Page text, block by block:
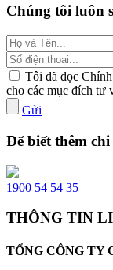
Chúng tôi luôn
Tôi đã đọc
cho các mục đích tư
Gửi
Để biết thêm
1900 54 54 35
THÔNG TIN
TỔNG CÔNG TY